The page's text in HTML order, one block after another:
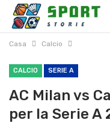
Casa Calcio
CALCIO SERIE A
AC Milan vs
per la Serie